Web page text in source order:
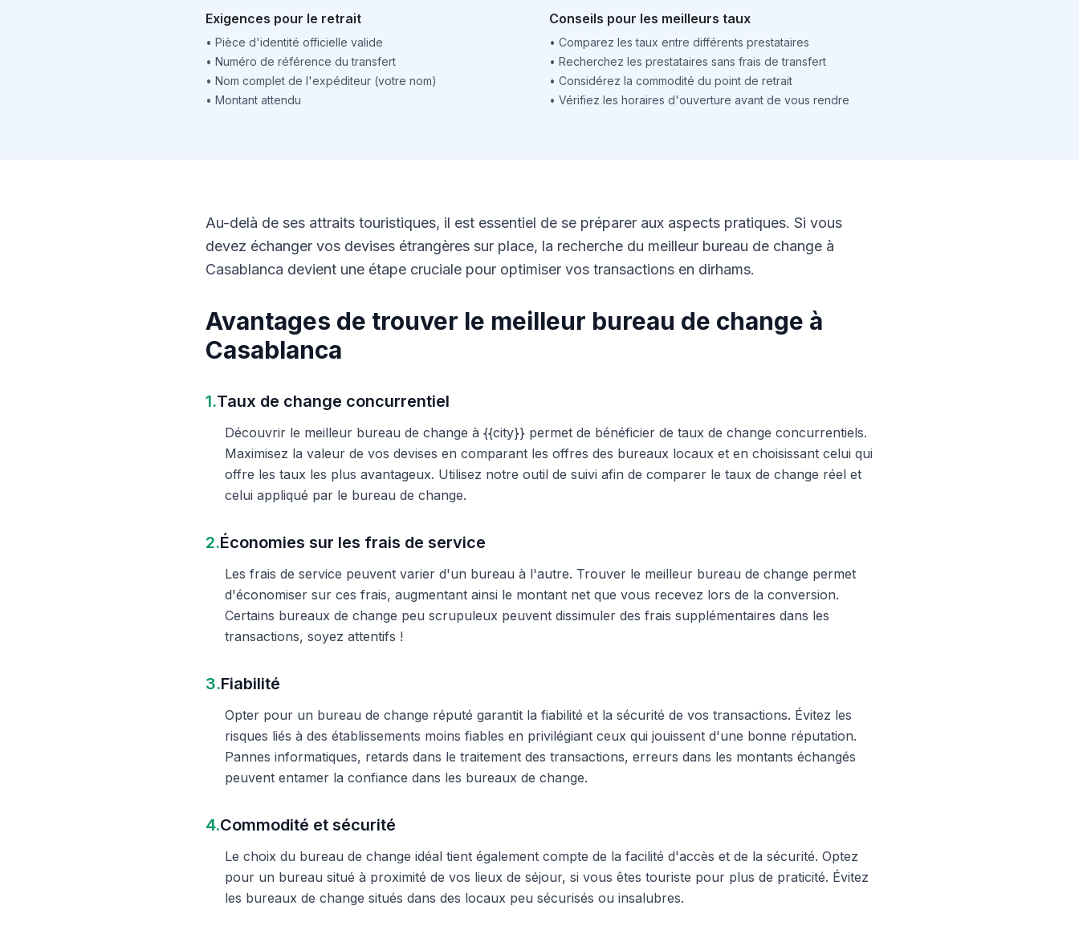
Exigences pour le retrait
• Pièce d'identité officielle valide
• Numéro de référence du transfert
• Nom complet de l'expéditeur (votre nom)
• Montant attendu
Conseils pour les meilleurs taux
• Comparez les taux entre différents prestataires
• Recherchez les prestataires sans frais de transfert
• Considérez la commodité du point de retrait
• Vérifiez les horaires d'ouverture avant de vous rendre
Au-delà de ses attraits touristiques, il est essentiel de se préparer aux aspects pratiques. Si vous
devez échanger vos devises étrangères sur place, la recherche du meilleur bureau de change à
Casablanca devient une étape cruciale pour optimiser vos transactions en dirhams.
Avantages de trouver le meilleur bureau de change à
Casablanca
1.Taux de change concurrentiel
Découvrir le meilleur bureau de change à {{city}} permet de bénéficier de taux de change concurrentiels.
Maximisez la valeur de vos devises en comparant les offres des bureaux locaux et en choisissant celui qui
offre les taux les plus avantageux. Utilisez notre outil de suivi afin de comparer le taux de change réel et
celui appliqué par le bureau de change.
2.Économies sur les frais de service
Les frais de service peuvent varier d'un bureau à l'autre. Trouver le meilleur bureau de change permet
d'économiser sur ces frais, augmentant ainsi le montant net que vous recevez lors de la conversion.
Certains bureaux de change peu scrupuleux peuvent dissimuler des frais supplémentaires dans les
transactions, soyez attentifs !
3.Fiabilité
Opter pour un bureau de change réputé garantit la fiabilité et la sécurité de vos transactions. Évitez les
risques liés à des établissements moins fiables en privilégiant ceux qui jouissent d'une bonne réputation.
Pannes informatiques, retards dans le traitement des transactions, erreurs dans les montants échangés
peuvent entamer la confiance dans les bureaux de change.
4.Commodité et sécurité
Le choix du bureau de change idéal tient également compte de la facilité d'accès et de la sécurité. Optez
pour un bureau situé à proximité de vos lieux de séjour, si vous êtes touriste pour plus de praticité. Évitez
les bureaux de change situés dans des locaux peu sécurisés ou insalubres.